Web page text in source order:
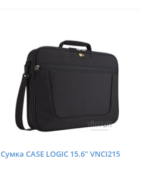
Сумка CASE LOGIC 15.6" VNCI215